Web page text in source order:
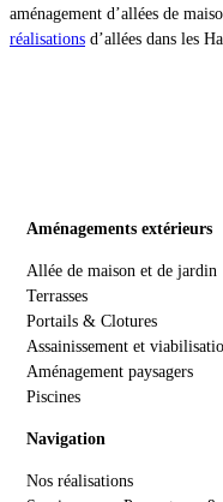
aménagement d’allées de
réalisations d’allées dans les
Aménagements extérieurs
Allée de maison et de jardin
Terrasses
Portails & Clotures
Assainissement et
Aménagement paysagers
Piscines
Navigation
Nos réalisations